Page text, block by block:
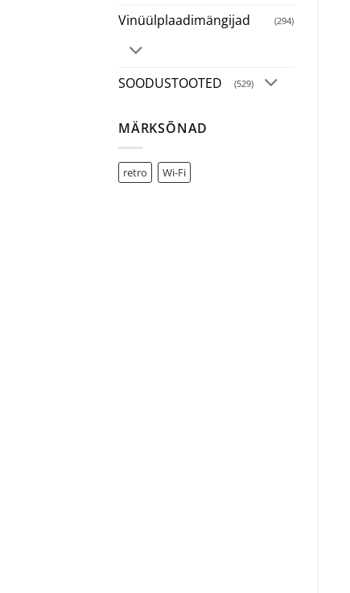
Vinüülplaadimängijad (294)
SOODUSTOOTED (529)
MÄRKSÕNAD
retro Wi-Fi